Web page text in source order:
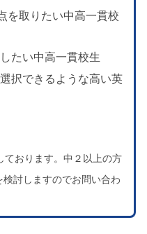
を取りたい中高一貫校
たい中高一貫校生
択できるような高い英
ております。中２以上の方
討しますのでお問い合わ